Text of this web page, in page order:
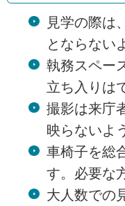
見学の際は
とならない
執務スペー
立ち入りは
撮影は来庁
映らないよ
車椅子を総
す。必要な
大人数での